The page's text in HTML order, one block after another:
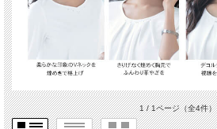
1 / 1ページ（全4件）